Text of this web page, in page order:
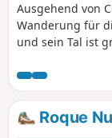
Ausgehend von
Wanderung für
und sein Tal ist
Bentayga empor.
Roque